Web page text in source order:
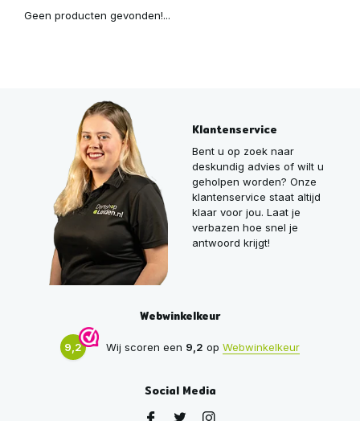
Geen producten gevonden!...
Klantenservice
Bent u op zoek naar
deskundig advies of wilt u
geholpen worden? Onze
klantenservice staat altijd
klaar voor jou. Laat je
verbazen hoe snel je
antwoord krijgt!
Webwinkelkeur
9,2 Wij scoren een 9,2 op Webwinkelkeur
Social Media